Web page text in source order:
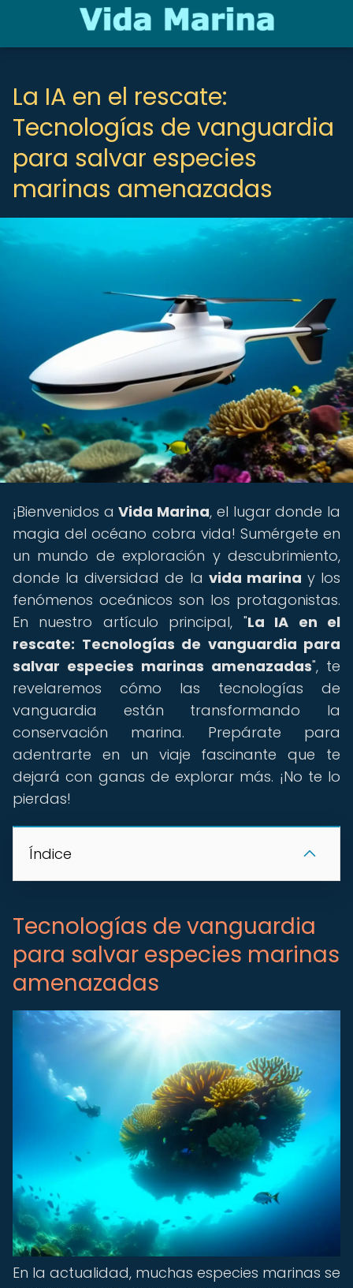
La IA en el rescate:
Tecnologías de vanguardia
para salvar especies
marinas amenazadas
¡Bienvenidos aVida Marina, el lugar donde la
magia del océano cobra vida! Sumérgete en
un mundo de exploración y descubrimiento,
donde la diversidad de la vida marina y los
fenómenos oceánicos son los protagonistas.
En nuestro artículo principal, "La IA en el
rescate: Tecnologías de vanguardia para
salvar especies marinas amenazadas", te
revelaremos cómo las tecnologías de
vanguardia están transformando la
conservación marina. Prepárate para
adentrarte en un viaje fascinante que te
dejará con ganas de explorar más. ¡No te lo
pierdas!
Índice
Tecnologías de vanguardia
para salvar especies marinas
amenazadas
En la actualidad, muchas especies marinas se